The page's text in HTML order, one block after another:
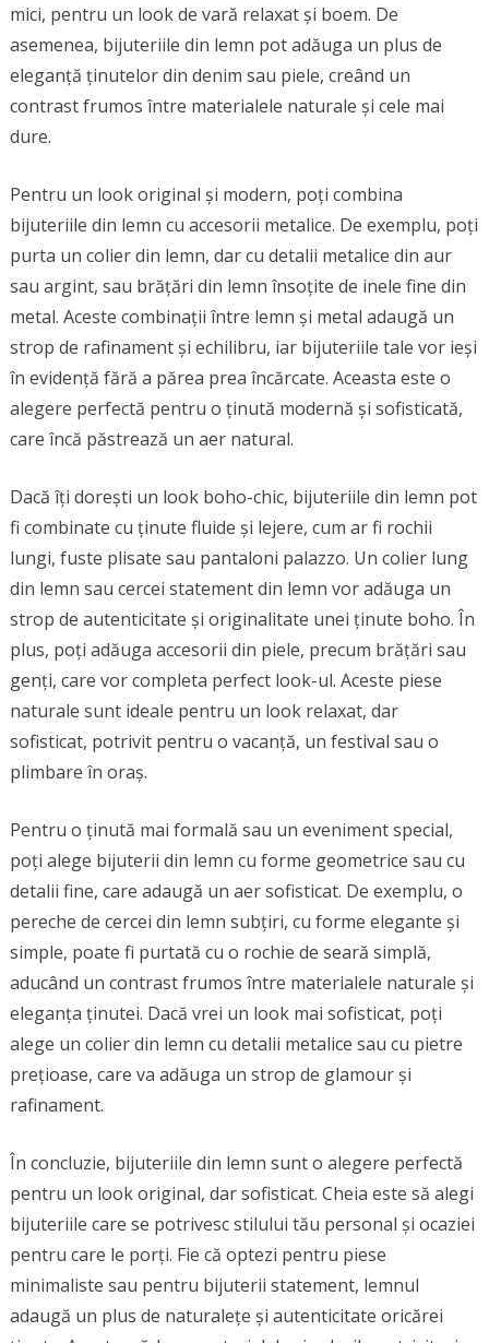
mici, pentru un look de vară relaxat și boem. De
asemenea, bijuteriile din lemn pot adăuga un plus de
eleganță ținutelor din denim sau piele, creând un
contrast frumos între materialele naturale și cele mai
dure.
Pentru un look original și modern, poți combina
bijuteriile din lemn cu accesorii metalice. De exemplu, poți
purta un colier din lemn, dar cu detalii metalice din aur
sau argint, sau brățări din lemn însoțite de inele fine din
metal. Aceste combinații între lemn și metal adaugă un
strop de rafinament și echilibru, iar bijuteriile tale vor ieși
în evidență fără a părea prea încărcate. Aceasta este o
alegere perfectă pentru o ținută modernă și sofisticată,
care încă păstrează un aer natural.
Dacă îți dorești un look boho-chic, bijuteriile din lemn pot
fi combinate cu ținute fluide și lejere, cum ar fi rochii
lungi, fuste plisate sau pantaloni palazzo. Un colier lung
din lemn sau cercei statement din lemn vor adăuga un
strop de autenticitate și originalitate unei ținute boho. În
plus, poți adăuga accesorii din piele, precum brățări sau
genți, care vor completa perfect look-ul. Aceste piese
naturale sunt ideale pentru un look relaxat, dar
sofisticat, potrivit pentru o vacanță, un festival sau o
plimbare în oraș.
Pentru o ținută mai formală sau un eveniment special,
poți alege bijuterii din lemn cu forme geometrice sau cu
detalii fine, care adaugă un aer sofisticat. De exemplu, o
pereche de cercei din lemn subțiri, cu forme elegante și
simple, poate fi purtată cu o rochie de seară simplă,
aducând un contrast frumos între materialele naturale și
eleganța ținutei. Dacă vrei un look mai sofisticat, poți
alege un colier din lemn cu detalii metalice sau cu pietre
prețioase, care va adăuga un strop de glamour și
rafinament.
În concluzie, bijuteriile din lemn sunt o alegere perfectă
pentru un look original, dar sofisticat. Cheia este să alegi
bijuteriile care se potrivesc stilului tău personal și ocaziei
pentru care le porți. Fie că optezi pentru piese
minimaliste sau pentru bijuterii statement, lemnul
adaugă un plus de naturalețe și autenticitate oricărei